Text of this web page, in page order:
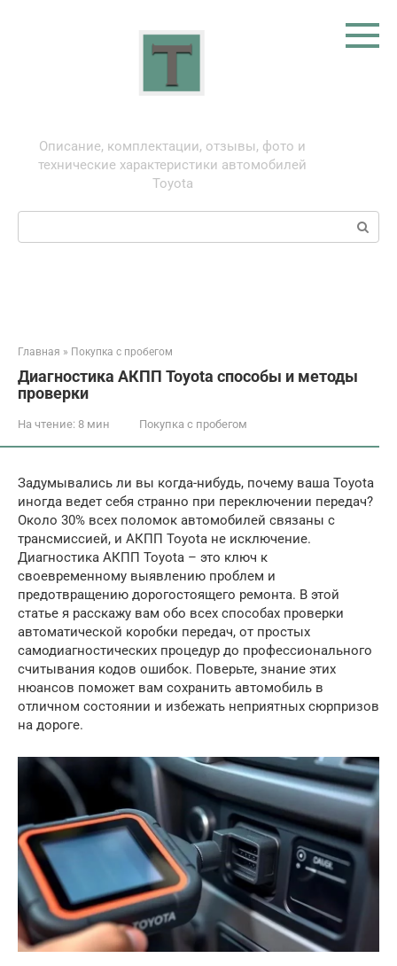
Описание, комплектации, отзывы, фото и
технические характеристики автомобилей
Toyota
Поиск:
Главная » Покупка с пробегом
Диагностика АКПП Toyota способы и методы
проверки
На чтение: 8 мин Покупка с пробегом
Задумывались ли вы когда-нибудь, почему ваша Toyota
иногда ведет себя странно при переключении передач?
Около 30% всех поломок автомобилей связаны с
трансмиссией, и АКПП Toyota не исключение.
Диагностика АКПП Toyota – это ключ к
своевременному выявлению проблем и
предотвращению дорогостоящего ремонта. В этой
статье я расскажу вам обо всех способах проверки
автоматической коробки передач, от простых
самодиагностических процедур до профессионального
считывания кодов ошибок. Поверьте, знание этих
нюансов поможет вам сохранить автомобиль в
отличном состоянии и избежать неприятных сюрпризов
на дороге.